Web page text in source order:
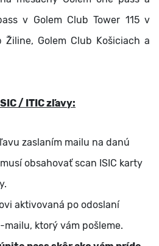
v Golem Club Tower 115 v
Žiline, Golem Club Košiciach a
/ ITIC zľavy:
zaslaním mailu na danú
obsahovať scan ISIC karty
aktivovaná po odoslaní
ktorý vám pošleme.